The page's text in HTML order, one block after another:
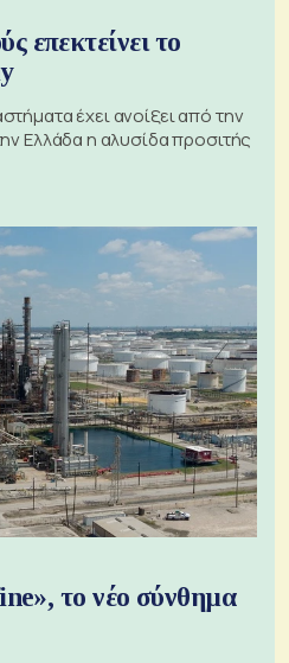
επεκτείνει το
έχει ανοίξει από την
Ελλάδα η αλυσίδα προσιτής
το νέο σύνθημα